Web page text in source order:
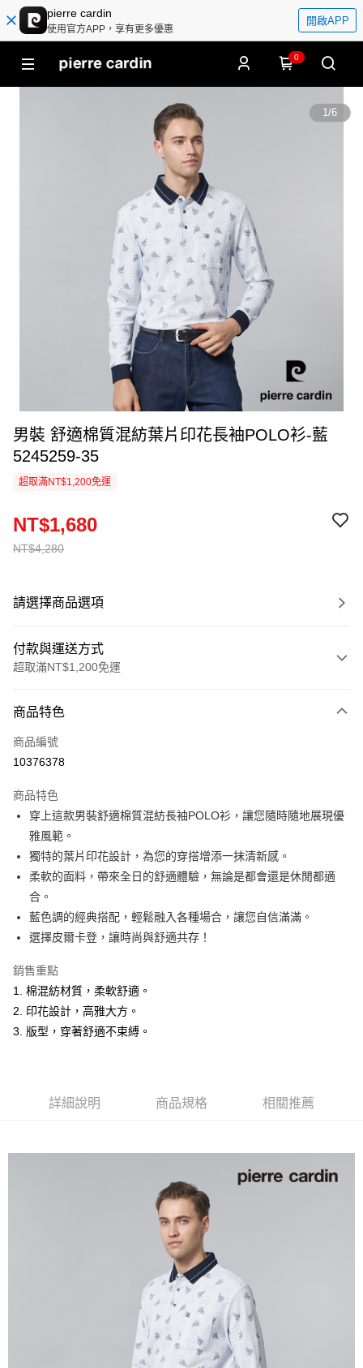
pierre cardin
使用官方APP，享有更多優惠
開啟APP
0
1/6
男裝 舒適棉質混紡葉片印花長袖POLO衫-藍
5245259-35
超取滿NT$1,200免運
NT$4,280
NT$1,680
請選擇商品選項
付款與運送方式
超取滿NT$1,200免運
信用卡一次付款
超商取貨付款
Apple Pay
悠遊付
Google Pay
ATM付款
運送方式
全家取貨付款
每筆NT$60，滿NT$1,200(含以上)免運費
付款後全家取貨
每筆NT$60，滿NT$1,200(含以上)免運費
每筆NT$60，滿NT$1,200(含以上)免運費
每筆NT$60，滿NT$1,200(含以上)免運費
每筆NT$80，滿NT$1,200(含以上)免運費
每筆NT$80，滿NT$1,200(含以上)免運費
商品特色
商品編號
10376378
商品特色
穿上這款男裝舒適棉質混紡長袖POLO衫，讓您隨時隨地展現優
雅風範。
獨特的葉片印花設計，為您的穿搭增添一抹清新感。
柔軟的面料，帶來全日的舒適體驗，無論是都會還是休閒都適
合。
藍色調的經典搭配，輕鬆融入各種場合，讓您自信滿滿。
選擇皮爾卡登，讓時尚與舒適共存！
銷售重點
1. 棉混紡材質，柔軟舒適。
2. 印花設計，高雅大方。
3. 版型，穿著舒適不束縛。
詳細說明 商品規格 相關推薦